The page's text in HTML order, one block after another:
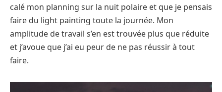
calé mon planning sur la nuit polaire et que je pensais
faire du light painting toute la journée. Mon
amplitude de travail s’en est trouvée plus que réduite
et j’avoue que j’ai eu peur de ne pas réussir à tout
faire.